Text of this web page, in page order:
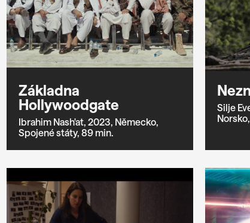
Základna
Hollywoodgate
Ibrahim Nash'at, 2023, Německo,
Spojené státy, 89 min.
Silje
Norsko,